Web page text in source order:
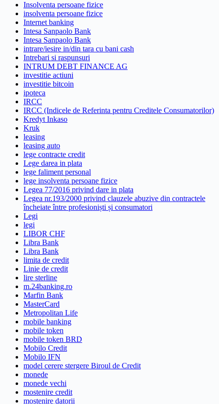
Insolventa persoane fizice
insolventa persoane fizice
Internet banking
Intesa Sanpaolo Bank
Intesa Sanpaolo Bank
intrare/iesire in/din tara cu bani cash
Intrebari si raspunsuri
INTRUM DEBT FINANCE AG
investitie actiuni
investitie bitcoin
ipoteca
IRCC
IRCC (Indicele de Referinta pentru Creditele Consumatorilor)
Kredyt Inkaso
Kruk
leasing
leasing auto
lege contracte credit
Lege darea in plata
lege faliment personal
lege insolventa persoane fizice
Legea 77/2016 privind dare in plata
Legea nr.193/2000 privind clauzele abuzive din contractele
încheiate între profesioniști și consumatori
Legi
legi
LIBOR CHF
Libra Bank
Libra Bank
limita de credit
Linie de credit
lire sterline
m.24banking.ro
Marfin Bank
MasterCard
Metropolitan Life
mobile banking
mobile token
mobile token BRD
Mobilo Credit
Mobilo IFN
model cerere stergere Biroul de Credit
monede
monede vechi
mostenire credit
mostenire datorii